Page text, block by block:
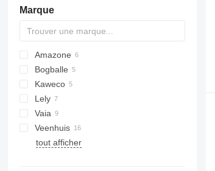
Marque
Amazone
ZA-F
ZA-M
ZA-U
TSW
Bogballe
M-series
Terra Gator
Liquiliser
500-series
Modulo
Kaweco
Axis
Exacta
Lely
Centerliner
NS
Alpha
Axis
MDS
X44
PS
Vaia
T-series
Veenhuis
Hydro Trike
ZB
tout afficher